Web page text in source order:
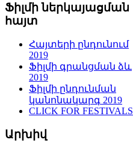
Ֆիլմի ներկայացման
հայտ
Հայտերի ընդունում
2019
Ֆիլմի գրանցման ձև
2019
Ֆիլմի ընդունման
կանոնակարգ 2019
CLICK FOR FESTIVALS
Արխիվ